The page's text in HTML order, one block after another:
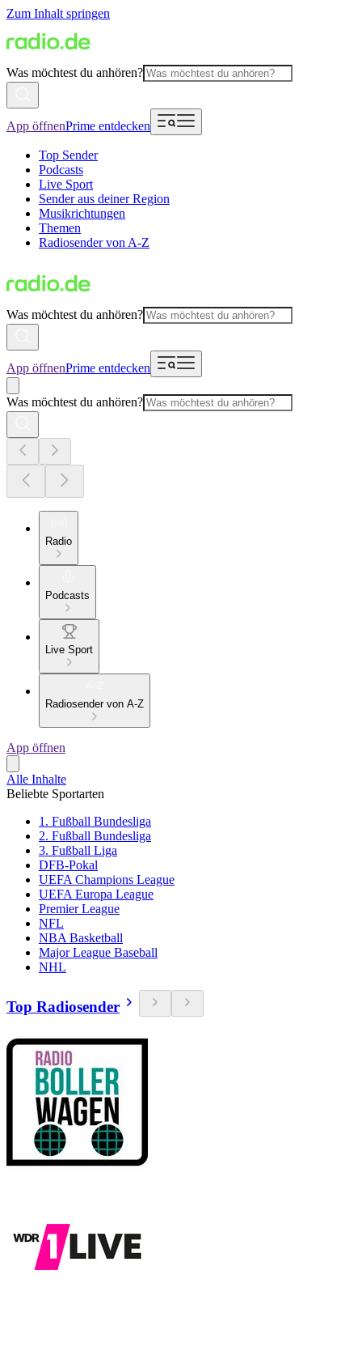
Zum Inhalt springen
Was möchtest du anhören?
App öffnenPrime entdecken
Top Sender
Podcasts
Live Sport
Sender aus deiner Region
Musikrichtungen
Themen
Radiosender von A-Z
Was möchtest du anhören?
App öffnenPrime entdecken
Was möchtest du anhören?
Radio
Podcasts
Live Sport
Radiosender von A-Z
App öffnen
Alle Inhalte
Beliebte Sportarten
1. Fußball Bundesliga
2. Fußball Bundesliga
3. Fußball Liga
DFB-Pokal
UEFA Champions League
UEFA Europa League
Premier League
NFL
NBA Basketball
Major League Baseball
NHL
Top Radiosender